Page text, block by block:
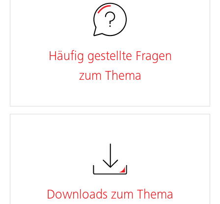
Häufig gestellte Fragen
zum Thema
Downloads zum Thema